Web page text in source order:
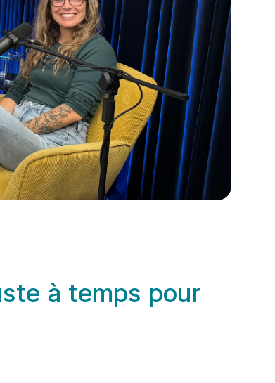
à temps pour